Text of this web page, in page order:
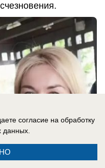
согласие на обработку
данных.